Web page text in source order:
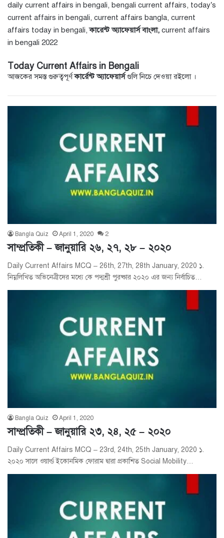
daily current affairs in bengali, bengali current affairs, today’s
current affairs in bengali, current affairs bangla, current
affairs today in bengali,কারেন্ট অ্যাফেয়ার্স বাংলা, current affairs
in bengali 2022
Today Current Affairs in Bengali
আজকের সমস্ত গুরুত্বপূর্ণকার্রেন্ট অ্যাফেয়ার্সগুলি নিচে দেওয়া রইলো ।
Bangla Quiz April 1, 2020 2
সাম্প্রতিকী – জানুয়ারি ২৬, ২৭, ২৮ – ২০২০
Daily Current Affairs MCQ – 26th, 27th, 28th January, 2020 ১.
নিম্নলিখিত অভিনেত্রীদের মধ্যে কে পদ্মশ্রী পুরষ্কার ২০২০ এর জন্য নির্বাচিত…
Bangla Quiz April 1, 2020
সাম্প্রতিকী – জানুয়ারি ২৩, ২৪, ২৫ – ২০২০
Daily Current Affairs MCQ – 23rd, 24th, 25th January, 2020 ১.
২০২০ সালে ওয়ার্ল্ড ইকোনমিক ফোরাম দ্বারা প্রকাশিত Social Mobility…